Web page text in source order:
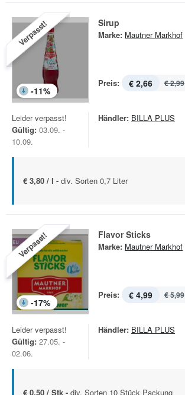
Verpasst!
-11%
Sirup
Marke: Mautner Markhof
Preis: € 2,66 € 2,99
Leider verpasst!
Gültig: 03.09. -
10.09.
Händler: BILLA PLUS
€ 3,80 / l - div. Sorten 0,7 Liter
Verpasst!
-17%
Flavor Sticks
Marke: Mautner Markhof
Preis: € 4,99 € 5,99
Leider verpasst!
Gültig: 27.05. -
02.06.
Händler: BILLA PLUS
€ 0,50 / Stk - div. Sorten 10 Stück Packung